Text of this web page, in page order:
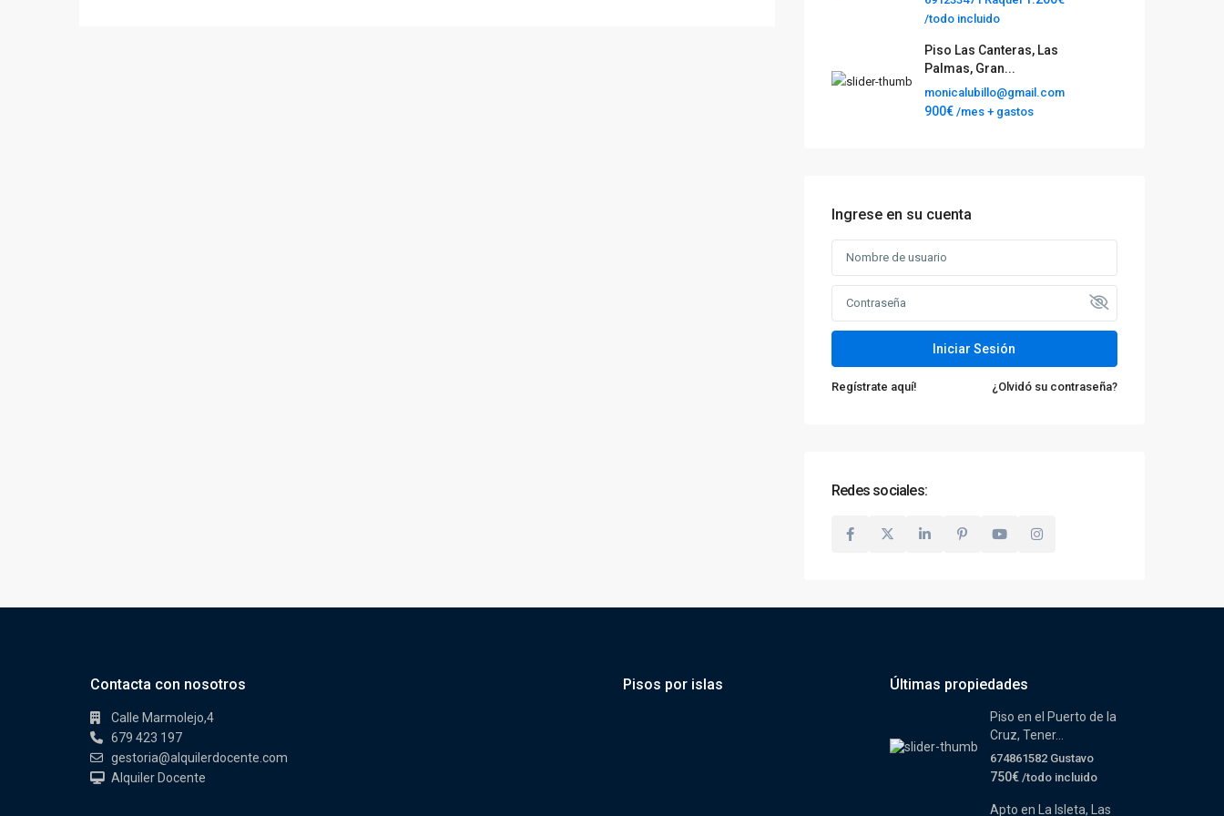
/todo incluido
Piso Las Canteras, Las
Palmas, Gran...
monicalubillo@gmail.com
900€ /mes + gastos
Ingrese en su cuenta
Iniciar Sesión
Regístrate aquí! ¿Olvidó su contraseña?
Redes sociales:
Contacta con nosotros
Calle Marmolejo,4
679 423 197
gestoria@alquilerdocente.com
Alquiler Docente
Pisos por islas Últimas propiedades
Piso en el Puerto de la
Cruz, Tener...
674861582 Gustavo
750€ /todo incluido
Apto en La Isleta, Las